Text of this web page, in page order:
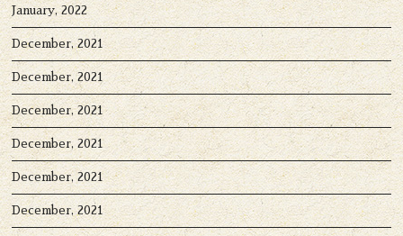
January, 2022
December, 2021
December, 2021
December, 2021
December, 2021
December, 2021
December, 2021